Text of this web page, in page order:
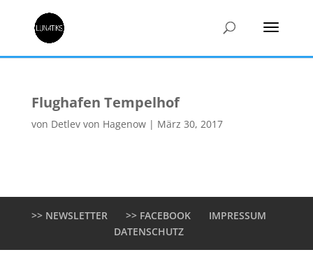
Flughafen Tempelhof
von Detlev von Hagenow| März 30, 2017
>> NEWSLETTER >> FACEBOOK
IMPRESSUM
DATENSCHUTZ